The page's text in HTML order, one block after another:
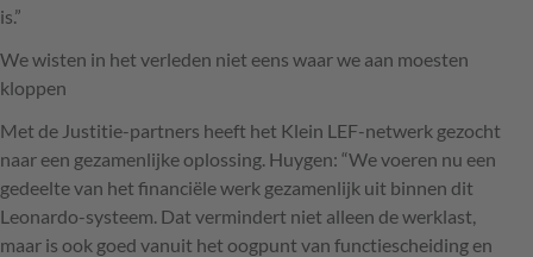
is.”
We wisten in het verleden niet eens waar we aan moesten
kloppen
Met de Justitie-partners heeft het Klein LEF-netwerk gezocht
naar een gezamenlijke oplossing. Huygen: “We voeren nu een
gedeelte van het financiële werk gezamenlijk uit binnen dit
Leonardo-systeem. Dat vermindert niet alleen de werklast,
maar is ook goed vanuit het oogpunt van functiescheiding en